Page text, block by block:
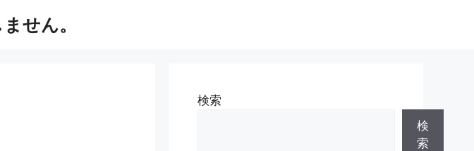
せん。
検索
検
索